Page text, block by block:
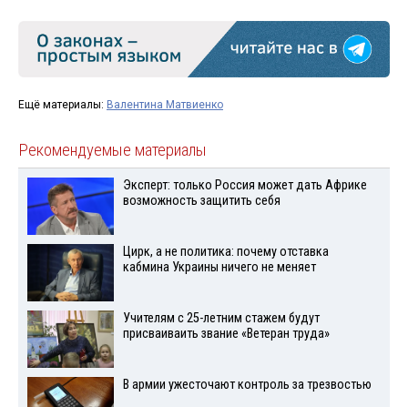
Ещё материалы: Валентина Матвиенко
Рекомендуемые материалы
Эксперт: только Россия может дать Африке
возможность защитить себя
Цирк, а не политика: почему отставка
кабмина Украины ничего не меняет
Учителям с 25-летним стажем будут
присваиваить звание «Ветеран труда»
В армии ужесточают контроль за трезвостью